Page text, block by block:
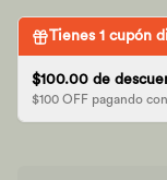
Tienes 1 cupón
$100.00 de
$100 OFF pagando